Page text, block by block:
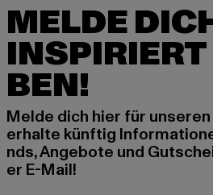
MELDE
BEN!
Melde dich hier für
erhalte künftig
nds, Angebote und
er E-Mail!